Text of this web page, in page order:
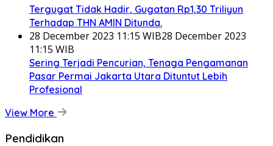
Tergugat Tidak Hadir, Gugatan Rp1,30 Triliyun
Terhadap THN AMIN Ditunda.
28 December 2023 11:15 WIB28 December 2023
11:15 WIB
Sering Terjadi Pencurian, Tenaga Pengamanan
Pasar Permai Jakarta Utara Dituntut Lebih
Profesional
View More
Pendidikan